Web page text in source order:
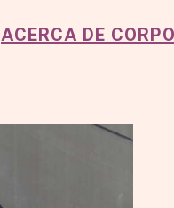
ACERCA DE